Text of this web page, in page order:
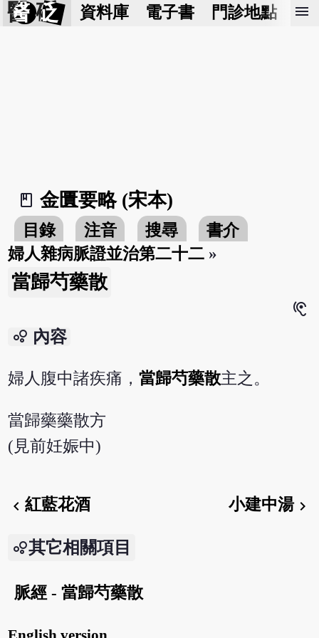
醫 砭 資料庫 電子書 門診地點 預
menu
book_2
金匱要略 (宋本)
目錄 注音 搜尋
書介
婦人雜病脈證並治第二十二 »
當歸芍藥散
hearing
bubble_chart 內容
婦人腹中諸疾痛，當歸芍藥散主之。
當歸藥藥散方
(見前妊娠中)
chevron_left紅藍花酒 小建中湯chevron_right
其它相關項目
脈經 - 當歸芍藥散